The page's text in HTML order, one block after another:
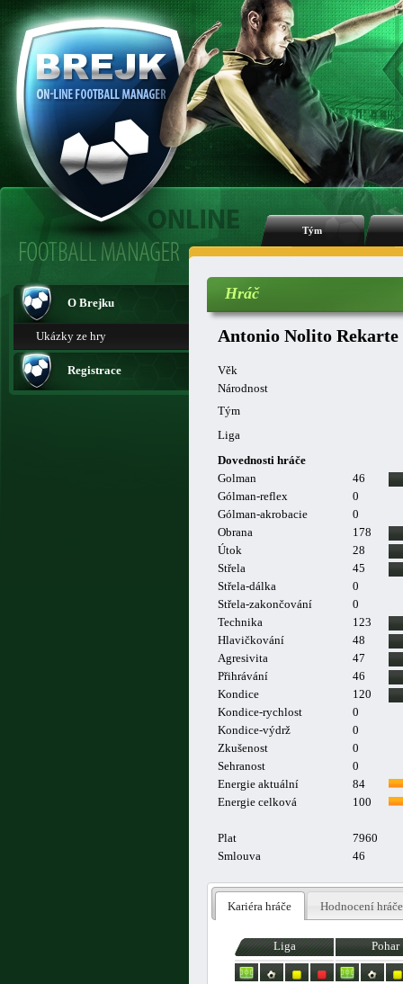
Tým
O Brejku
Ukázky ze hry
Registrace
Hráč
Antonio Nolito Rekarte
Věk
Národnost
Tým
Liga
Dovednosti hráče
Golman
46
Gólman-reflex
0
Gólman-akrobacie
0
Obrana
178
Útok
28
Střela
45
Střela-dálka
0
Střela-zakončování
0
Technika
123
Hlavičkování
48
Agresivita
47
Přihrávání
46
Kondice
120
Kondice-rychlost
0
Kondice-výdrž
0
Zkušenost
0
Sehranost
0
Energie aktuální
84
Energie celková
100
Plat
7960
Smlouva
46
Kariéra hráče Hodnocení hráče
Liga Pohar